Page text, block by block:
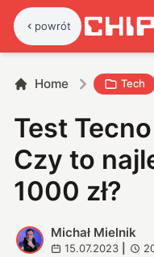
powrót
Home Tech
Test
Czy to
1000 zł?
M
Michał Mielnik
15.07.2023